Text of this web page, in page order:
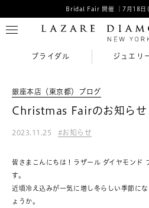
Bridal Fair 開催 ｜7月18
ブライダル ジュエリ
銀座本店（東京都）ブログ
Christmas Fairのお知らせ
2023.11.25 お知らせ
皆さまこんにちは！ラザール ダイヤモンド
す。
近頃冷え込みが一気に増し冬らしい季節に
ょうか。